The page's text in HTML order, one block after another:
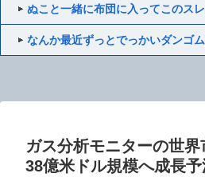
ぬこと一緒に布団に入ってこのス
なんか最近ずっとでっかいダンゴ
ガス分析モニターの世
38億米ドル規模へ成長予